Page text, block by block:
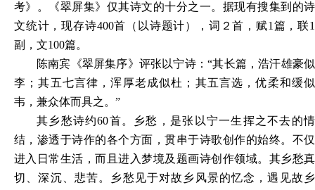
考》。《翠屏集》仅其诗文的十分之一。据现有搜集到的诗
文统计，现存诗400首（以诗题计），词２首，赋1篇，联1
副，文100篇。
陈南宾《翠屏集序》评张以宁诗：“其长篇，浩汗雄豪似
李；其五七言律，浑厚老成似杜；其五言选，优柔和缓似
韦，兼众体而具之。”
其乡愁诗约60首。乡愁，是张以宁一生挥之不去的情
结，渗透于诗作的各个方面，贯串于诗歌创作的始终。不仅
进入日常生活，而且进入梦境及题画诗创作领域。其乡愁真
切、深沉、悲苦。乡愁见于对故乡风景的忆念，遇见故乡